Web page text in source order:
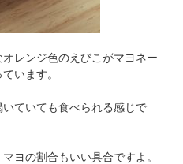
レンジ色のえびこがマヨネー
います。
ていても食べられる感じで
ヨの割合もいい具合ですよ。